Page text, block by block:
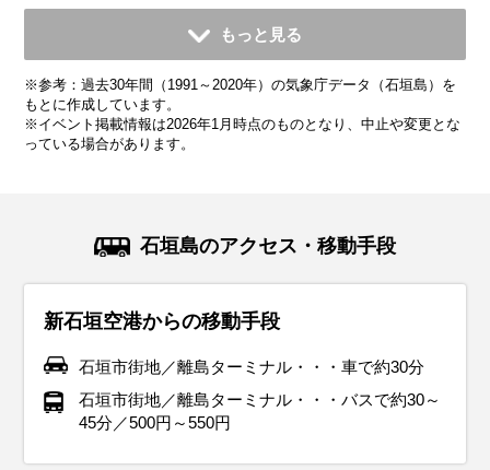
11月
平均気温・降水量
23.6℃ 138.1mm
気候・服装
11月の沖縄は秋が深まり、平均気温は約23℃と快適な日が多
軽めのジャケットやストールを持参しておくと便利です。こ
の時期は湿度が下がり過ごしやすいですが、海辺では風が強
い日もあるため、風を防ぐ素材のアウターが役立ちます。観
光地を巡る際には、動きやすいスニーカーや防滑性のある靴
を選ぶと安心です。
12月
平均気温・降水量
20.5℃ 155.2mm
気候・服装
12月の沖縄は冬を迎えますが、平均気温は約20℃で、日本本
朝晩は15℃前後まで冷え込むこともあるため、防寒対策を意
識しましょう。観光地巡りでは動きやすいスニーカーが最適
で、海風の強い場所を訪れる場合は風を通しにくい素材の服
がおすすめです。
1月
平均気温・降水量
18.9℃ 135.0mm
気候・服装
1月の沖縄は冬にあたりますが、平均気温は約19℃と日本本
いジャケットやウィンドブレーカーを用意しておくと安心で
す。風が強い日もあるので、風を通しにくい素材の服が便利
です。観光では歩きやすいスニーカーを選び、防水性がある
ものを用意しておくと突然の雨にも対応できます。沖縄特有
の温暖な気候を活かした服装を選びましょう。
2月
平均気温・降水量
19.4℃ 124.0mm
気候・服装
2月の沖縄も引き続き穏やかな冬の気候が続きます。平均気
ールを持参すると便利です。観光地では屋外を歩く時間が長
くなることがあるため、動きやすい服装と防風対策が重要で
す。また、雨が降る日もあるので、折りたたみ傘やレインシ
ューズを用意しておくと安心です。沖縄ならではの自然や文
化を楽しむために、軽やかで機能的な服装を心がけましょ
う。
3月
平均気温・降水量
20.9℃ 134.4mm
気候・服装
3月の沖縄は春の訪れを感じる時期で、平均気温は21℃近く
です。朝晩は少し冷えることもあるので、重ね着で調整でき
る服装が快適です。観光地やアクティビティでは、軽量で通
気性の良いスニーカーが役立ちます。沖縄特有の湿気が増し
てくるため、速乾性のある素材の服を選ぶと快適に過ごせま
す。春らしい明るい色の服装で、観光をより楽しく演出しま
しょう。
4月
平均気温・降水量
23.4℃ 146.9mm
気候・服装
4月の沖縄は春本番で、平均気温は24℃前後と過ごしやすい
薄手のカーディガンやジャケットを持ち歩くと便利です。海
辺を訪れる場合は、風が冷たく感じられることもあるので、
風を防ぐ上着を準備してください。紫外線対策として帽子や
サングラスを活用し、日焼け止めも忘れずに持参しましょ
う。動きやすく爽やかな服装で、春の沖縄を楽しみましょ
う。
5月
平均気温・降水量
25.9℃ 190.7mm
気候・服装
5月の沖縄は初夏を迎え、平均気温は26℃を超える日もあり
ため、薄手のカーディガンやシャツを携帯しておくと便利で
す。湿度が高くなり始めるため、通気性の良い素材の服を選
ぶのがポイントです。5月は紫外線が強くなるため、帽子や
サングラス、日焼け止めで紫外線対策をしましょう。観光地
やアクティビティを思い切り楽しむために、機能的な服装を
心がけましょう。
6月
平均気温・降水量
28.4℃ 208.2mm
気候・服装
6月の沖縄は梅雨の時期にあたり、湿度が高く雨の日が多い
軽量で速乾性のある素材の服を選び、湿気にも対応できるス
タイルがおすすめです。折りたたみ傘やレインコートを持参
し、防水性のあるスニーカーやサンダルを用意してくださ
い。また、エアコンが効いている室内では肌寒く感じること
があるため、薄手のカーディガンやストールを携帯すると便
利です。梅雨の湿気を乗り切るために、涼しく動きやすい服
7月
平均気温・降水量
29.6℃ 142.3mm
気候・服装
7月の沖縄は梅雨が明け、夏本番の暑さを迎えます。平均気
スリーブシャツ、ショートパンツやスカートを選び、涼しく
快適な服装を心がけましょう。帽子やサングラス、日焼け止
めを必ず用意し、特にビーチを訪れる際はラッシュガードを
着用すると便利です。また、長時間外を歩く場合は、通気性
の良いスニーカーやサンダルで足元をしっかりサポートして
ください。こまめな水分補給と暑さ対策を忘れずに、夏の沖
もっと見る
※参考：過去30年間（1991～2020年）の気象庁データ（石垣島）を
もとに作成しています。
※イベント掲載情報は2026年1月時点のものとなり、中止や変更とな
っている場合があります。
石垣島のアクセス・移動手段
新石垣空港からの移動手段
石垣市街地／離島ターミナル・・・車で約30分
石垣市街地／離島ターミナル・・・バスで約30～
45分／500円～550円